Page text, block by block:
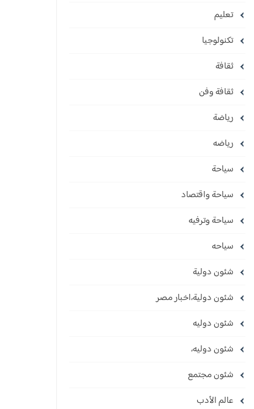
تعليم
تكنولوجيا
ثقافة
ثقافة وفن
رياضة
رياضه
سياحة
سياحة واقتصاد
سياحة وترفيه
سياحه
شئون دولية
شئون دولية،اخبار مصر
شئون دوليه
شئون دوليه،
شئون مجتمع
عالم الأدب